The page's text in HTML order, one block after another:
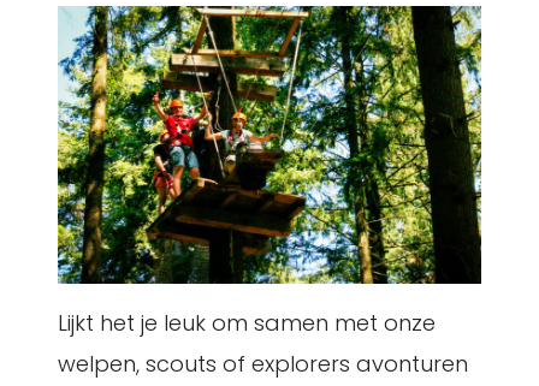
Lijkt het je leuk om samen met onze
welpen, scouts of explorers avonturen